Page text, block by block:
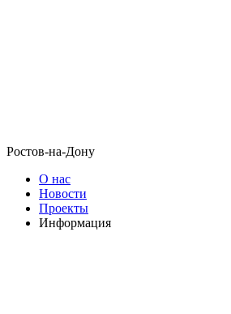
Ростов-на-Дону
О нас
Новости
Проекты
Информация